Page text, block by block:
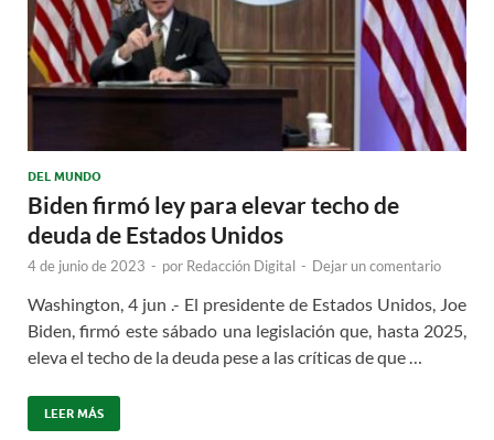
DEL MUNDO
Biden firmó ley para elevar techo de
deuda de Estados Unidos
4 de junio de 2023 - por Redacción Digital - Dejar un comentario
Washington, 4 jun .- El presidente de Estados Unidos, Joe
Biden, firmó este sábado una legislación que, hasta 2025,
eleva el techo de la deuda pese a las críticas de que …
LEER MÁS